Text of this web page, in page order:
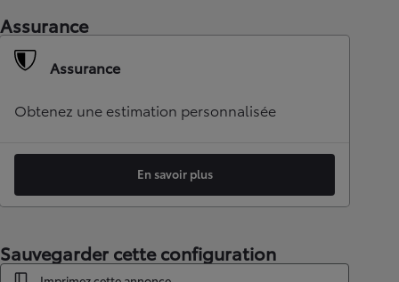
Assurance
Assurance
Obtenez une estimation personnalisée
En savoir plus
Sauvegarder cette configuration